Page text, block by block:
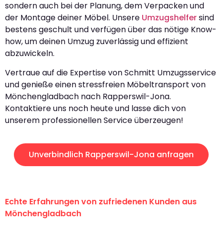
sondern auch bei der Planung, dem Verpacken und
der Montage deiner Möbel. Unsere Umzugshelfersind
bestens geschult und verfügen über das nötige Know-
how, um deinen Umzug zuverlässig und effizient
abzuwickeln.
Vertraue auf die Expertise von Schmitt Umzugsservice
und genieße einen stressfreien Möbeltransport von
Mönchengladbach nach Rapperswil-Jona.
Kontaktiere uns noch heute und lasse dich von
unserem professionellen Service überzeugen!
Unverbindlich Rapperswil-Jona anfragen
Echte Erfahrungen von zufriedenen Kunden aus
Mönchengladbach